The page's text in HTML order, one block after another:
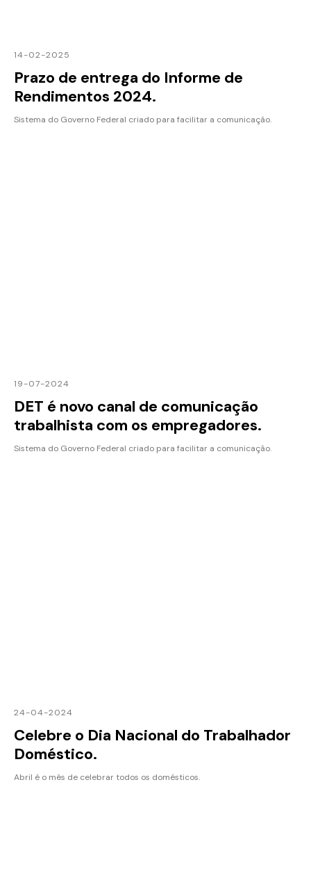
14-02-2025
Prazo de entrega do Informe de
Rendimentos 2024.
Sistema do Governo Federal criado para facilitar a comunicação.
19-07-2024
DET é novo canal de comunicação
trabalhista com os empregadores.
Sistema do Governo Federal criado para facilitar a comunicação.
24-04-2024
Celebre o Dia Nacional do Trabalhador
Doméstico.
Abril é o mês de celebrar todos os domésticos.